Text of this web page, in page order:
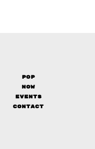
Pop
Now
Events
Contact